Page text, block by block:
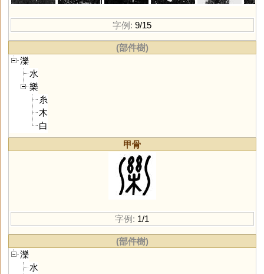
字例: 9/15
(部件樹)
濼
水
樂
糸
木
白
甲骨
字例: 1/1
(部件樹)
濼
水